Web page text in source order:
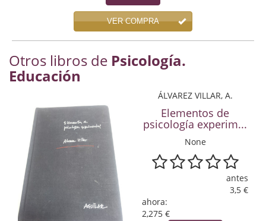
Economía
Enciclopedias
Ensayo literario
Filosofía
Física y Química
Física y química
Guerra Civil Española
VER COMPRA
Otros libros de Psicología.
Educación
ÁLVAREZ VILLAR, A.
Elementos de
psicología experim...
None
antes
3,5 €
ahora:
2,275 €